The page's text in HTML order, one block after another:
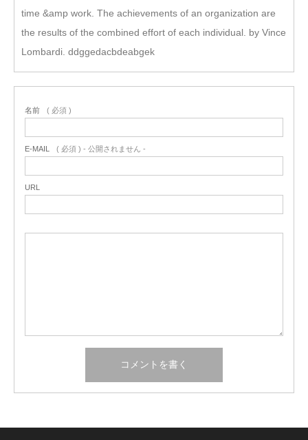
time &amp work. The achievements of an organization are
the results of the combined effort of each individual. by Vince
Lombardi. ddggedacbdeabgek
名前 ( 必須 )
E-MAIL ( 必須 ) - 公開されません -
URL